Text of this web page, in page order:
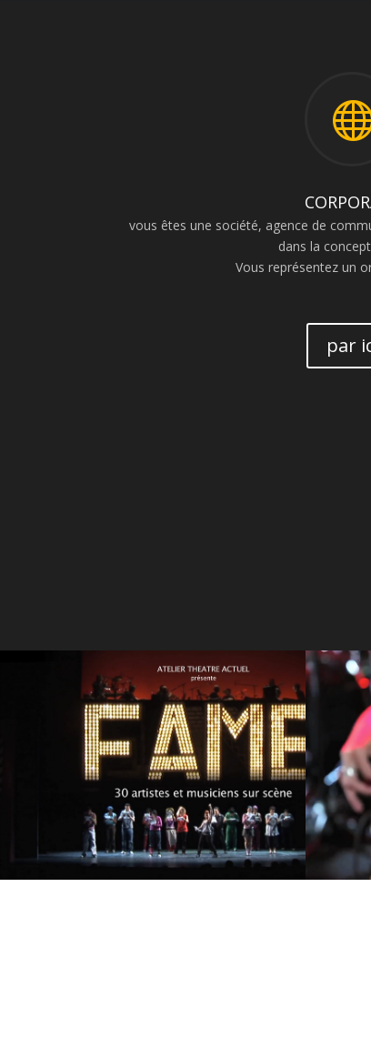
vous êtes une société, agence de
dans la
Vous représentez un
par